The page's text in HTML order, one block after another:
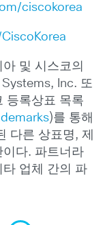
ciscokorea
및 시스코의
Inc. 또
등록상표 목록
)를 통해
다른 상표명, 제
다. 파트너라
업체 간의 파